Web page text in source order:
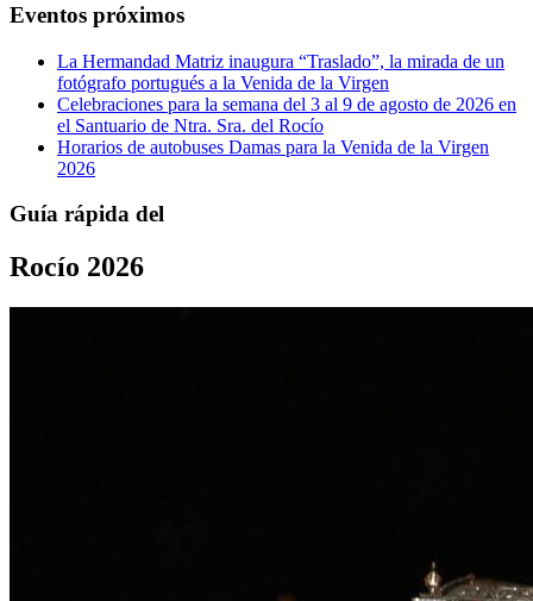
Eventos próximos
La Hermandad Matriz inaugura “Traslado”, la mirada de un
fotógrafo portugués a la Venida de la Virgen
Celebraciones para la semana del 3 al 9 de agosto de 2026 en
el Santuario de Ntra. Sra. del Rocío
Horarios de autobuses Damas para la Venida de la Virgen
2026
Guía rápida del
Rocío 2026